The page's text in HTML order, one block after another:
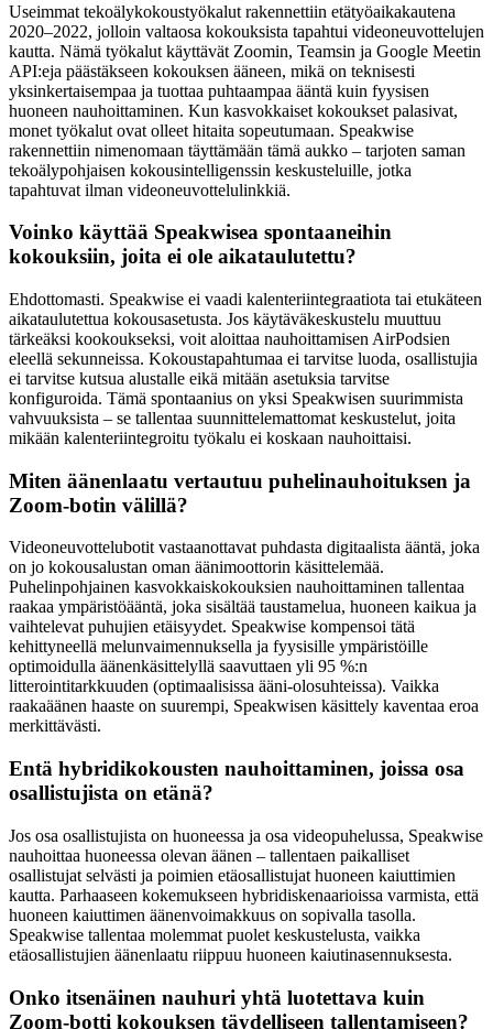
Useimmat tekoälykokoustyökalut rakennettiin etätyöaikakautena
2020–2022, jolloin valtaosa kokouksista tapahtui videoneuvottelujen
kautta. Nämä työkalut käyttävät Zoomin, Teamsin ja Google Meetin
API:eja päästäkseen kokouksen ääneen, mikä on teknisesti
yksinkertaisempaa ja tuottaa puhtaampaa ääntä kuin fyysisen
huoneen nauhoittaminen. Kun kasvokkaiset kokoukset palasivat,
monet työkalut ovat olleet hitaita sopeutumaan. Speakwise
rakennettiin nimenomaan täyttämään tämä aukko – tarjoten saman
tekoälypohjaisen kokousintelligenssin keskusteluille, jotka
tapahtuvat ilman videoneuvottelulinkkiä.
Voinko käyttää Speakwisea spontaaneihin
kokouksiin, joita ei ole aikataulutettu?
Ehdottomasti. Speakwise ei vaadi kalenteriintegraatiota tai etukäteen
aikataulutettua kokousasetusta. Jos käytäväkeskustelu muuttuu
tärkeäksi kookoukseksi, voit aloittaa nauhoittamisen AirPodsien
eleellä sekunneissa. Kokoustapahtumaa ei tarvitse luoda, osallistujia
ei tarvitse kutsua alustalle eikä mitään asetuksia tarvitse
konfiguroida. Tämä spontaanius on yksi Speakwisen suurimmista
vahvuuksista – se tallentaa suunnittelemattomat keskustelut, joita
mikään kalenteriintegroitu työkalu ei koskaan nauhoittaisi.
Miten äänenlaatu vertautuu puhelinauhoituksen ja
Zoom-botin välillä?
Videoneuvottelubotit vastaanottavat puhdasta digitaalista ääntä, joka
on jo kokousalustan oman äänimoottorin käsittelemää.
Puhelinpohjainen kasvokkaiskokouksien nauhoittaminen tallentaa
raakaa ympäristöääntä, joka sisältää taustamelua, huoneen kaikua ja
vaihtelevat puhujien etäisyydet. Speakwise kompensoi tätä
kehittyneellä melunvaimennuksella ja fyysisille ympäristöille
optimoidulla äänenkäsittelyllä saavuttaen yli 95 %:n
litterointitarkkuuden (optimaalisissa ääni-olosuhteissa). Vaikka
raakaäänen haaste on suurempi, Speakwisen käsittely kaventaa eroa
merkittävästi.
Entä hybridikokousten nauhoittaminen, joissa osa
osallistujista on etänä?
Jos osa osallistujista on huoneessa ja osa videopuhelussa, Speakwise
nauhoittaa huoneessa olevan äänen – tallentaen paikalliset
osallistujat selvästi ja poimien etäosallistujat huoneen kaiuttimien
kautta. Parhaaseen kokemukseen hybridiskenaarioissa varmista, että
huoneen kaiuttimen äänenvoimakkuus on sopivalla tasolla.
Speakwise tallentaa molemmat puolet keskustelusta, vaikka
etäosallistujien äänenlaatu riippuu huoneen kaiutinasennuksesta.
Onko itsenäinen nauhuri yhtä luotettava kuin
Zoom-botti kokouksen täydelliseen tallentamiseen?